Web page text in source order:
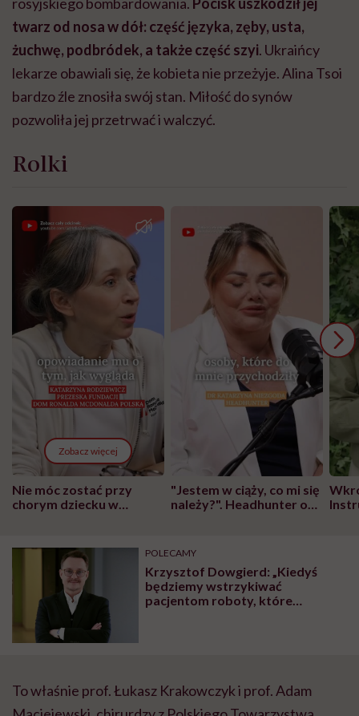
twarz od nosa w dół: część języka, zęby, usta,
żuchwę, podbródek, a także część szyi. Ukraińcy
lekarze obawiali się, że kobieta nie przeżyje. Alina Tsoi
bardzo źle znosiła swój stan. Miłość do synów
pozwoliła jej przetrwać i walczyć.
Rolki
Zobacz więcej
Nie móc zostać przy
chorym dziecku w
może chyba tylko
głupota i brak
wyobraźni"
"Jestem w ciąży, co mi się
należy?". Headhunter o
pracy
POLECAMY
Krzysztof Dowgierd: „Kiedyś
będziemy wstrzykiwać
pacjentom roboty, które
To właśnie prof. Łukasz Krakowczyk i prof. Adam